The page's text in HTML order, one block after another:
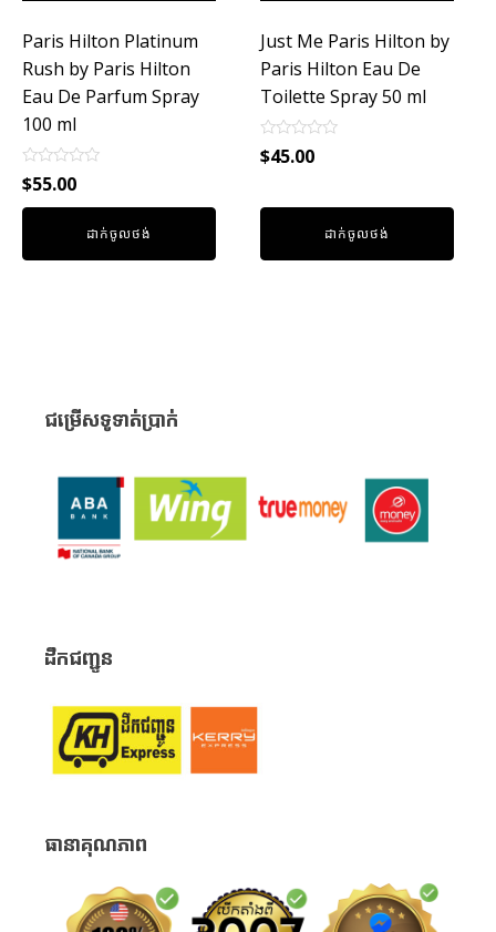
Paris Hilton Platinum
Rush by Paris Hilton
Eau De Parfum Spray
100 ml
Rated
0
out
$55.00
ដាក់ចូលថង់
Just Me Paris Hilton by
Paris Hilton Eau De
Toilette Spray 50 ml
Rated
0
5
$45.00
ដាក់ចូលថង់
ជម្រើសទូទាត់ប្រាក់
ដឹកជញ្ជូន
ធានាគុណភាព